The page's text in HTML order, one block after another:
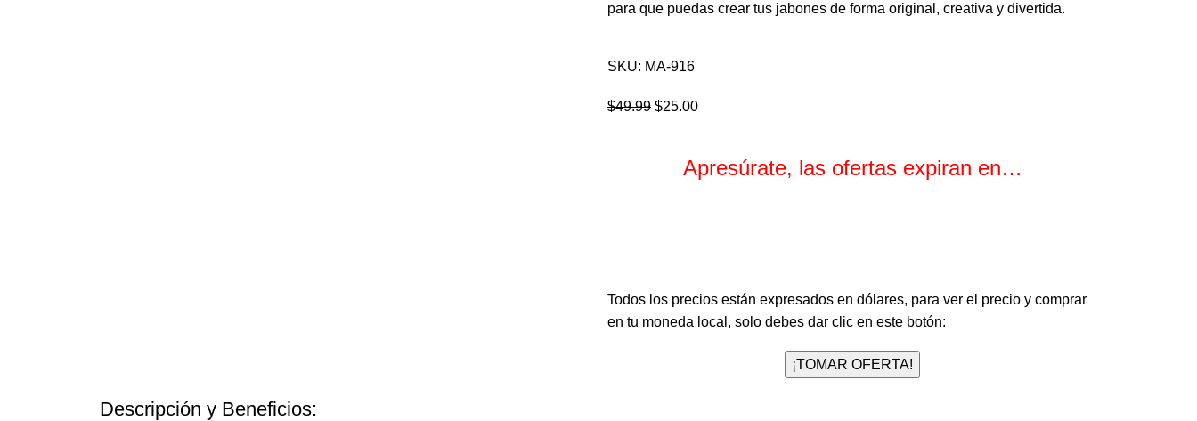
para que puedas crear tus jabones de forma original, creativa y divertida.
SKU: MA-916
$49.99 $25.00
Apresúrate, las ofertas expiran en…
Todos los precios están expresados en dólares, para ver el precio y comprar
en tu moneda local, solo debes dar clic en este botón:
¡TOMAR OFERTA!
Descripción y Beneficios: